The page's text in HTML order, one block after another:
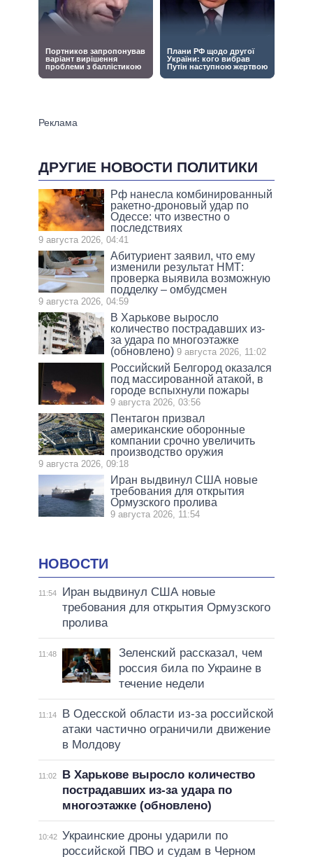
ДРУГИЕ НОВОСТИ ПОЛИТИКИ
Рф нанесла комбинированный
ракетно-дроновый удар по
Одессе: что известно о
последствиях
9 августа 2026, 04:41
Абитуриент заявил, что ему
изменили результат НМТ:
проверка выявила возможную
подделку – омбудсмен
9 августа 2026, 04:59
В Харькове выросло
количество пострадавших из-
за удара по многоэтажке
(обновлено) 9 августа 2026, 11:02
Российский Белгород оказался
под массированной атакой, в
городе вспыхнули пожары
9 августа 2026, 03:56
Пентагон призвал
американские оборонные
компании срочно увеличить
производство оружия
9 августа 2026, 09:18
Иран выдвинул США новые
требования для открытия
Ормузского пролива
9 августа 2026, 11:54
НОВОСТИ
11:54
Иран выдвинул США новые
требования для открытия Ормузского
пролива
11:48
Зеленский рассказал, чем
россия била по Украине в
течение недели
11:14
В Одесской области из-за российской
атаки частично ограничили движение
в Молдову
11:02
В Харькове выросло количество
пострадавших из-за удара по
многоэтажке (обновлено)
10:42 Украинские дроны ударили по
российской ПВО и судам в Черном